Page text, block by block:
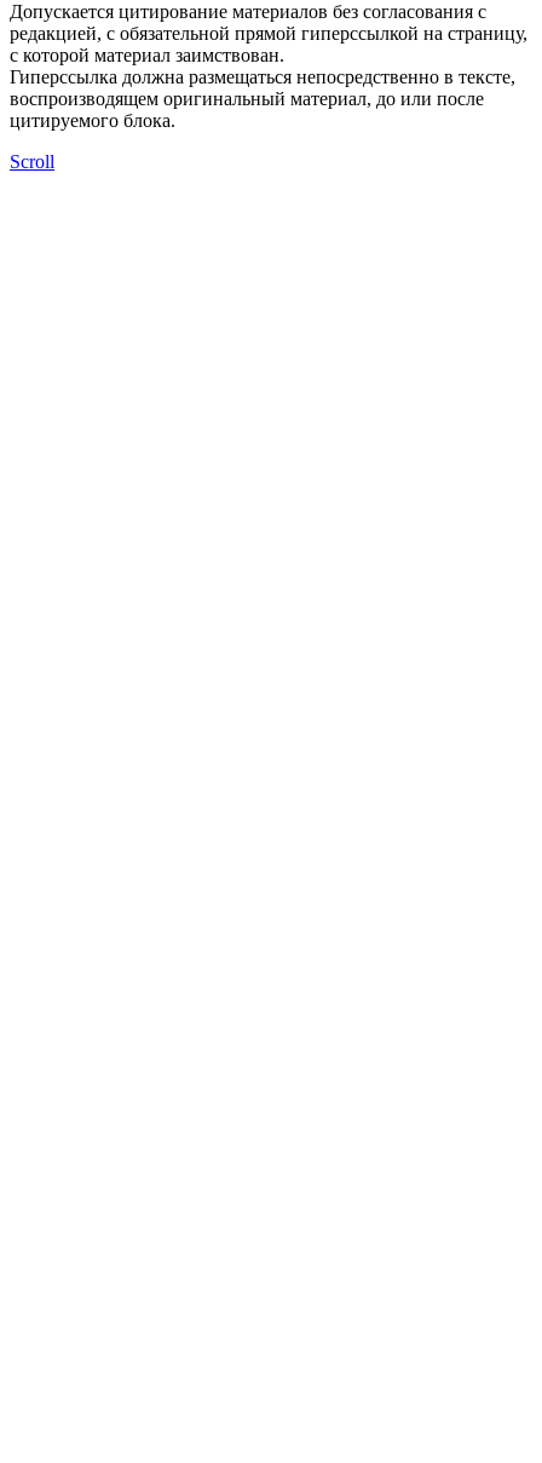
Допускается цитирование материалов без согласования с
редакцией, с обязательной прямой гиперссылкой на страницу,
с которой материал заимствован.
Гиперссылка должна размещаться непосредственно в тексте,
воспроизводящем оригинальный материал, до или после
цитируемого блока.
Scroll